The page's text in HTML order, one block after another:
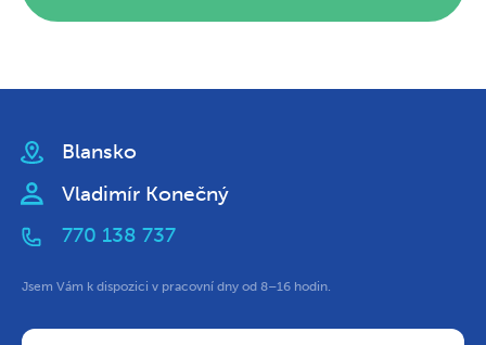
Blansko
Vladimír Konečný
770 138 737
Jsem Vám k dispozici v pracovní dny od 8–16 hodin.